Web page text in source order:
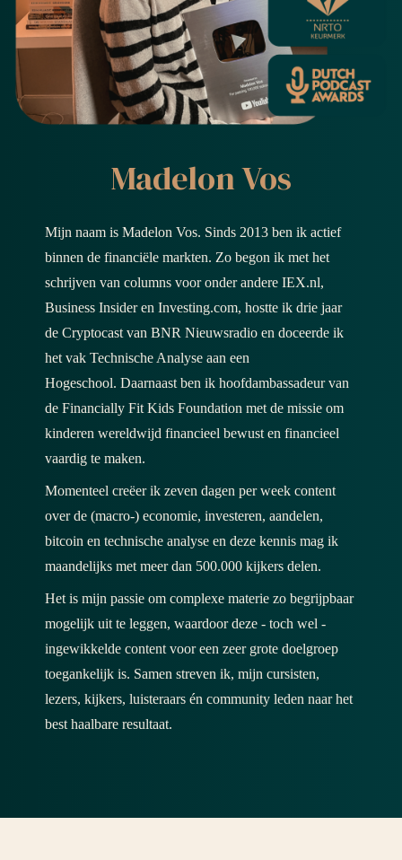
Madelon Vos
Mijn naam is Madelon Vos. Sinds 2013 ben ik actief
binnen de financiële markten. Zo begon ik met het
schrijven van columns voor onder andere IEX.nl,
Business Insider en Investing.com, hostte ik drie jaar
de Cryptocast van BNR Nieuwsradio en doceerde ik
het vak Technische Analyse aan een
Hogeschool. Daarnaast ben ik hoofdambassadeur van
de Financially Fit Kids Foundation met de missie om
kinderen wereldwijd financieel bewust en financieel
vaardig te maken.
Momenteel creëer ik zeven dagen per week content
over de (macro-) economie, investeren, aandelen,
bitcoin en technische analyse en deze kennis mag ik
maandelijks met meer dan 500.000 kijkers delen.
Het is mijn passie om complexe materie zo begrijpbaar
mogelijk uit te leggen, waardoor deze - toch wel -
ingewikkelde content voor een zeer grote doelgroep
toegankelijk is. Samen streven ik, mijn cursisten,
lezers, kijkers, luisteraars én community leden naar het
best haalbare resultaat.
de
Hierdoor